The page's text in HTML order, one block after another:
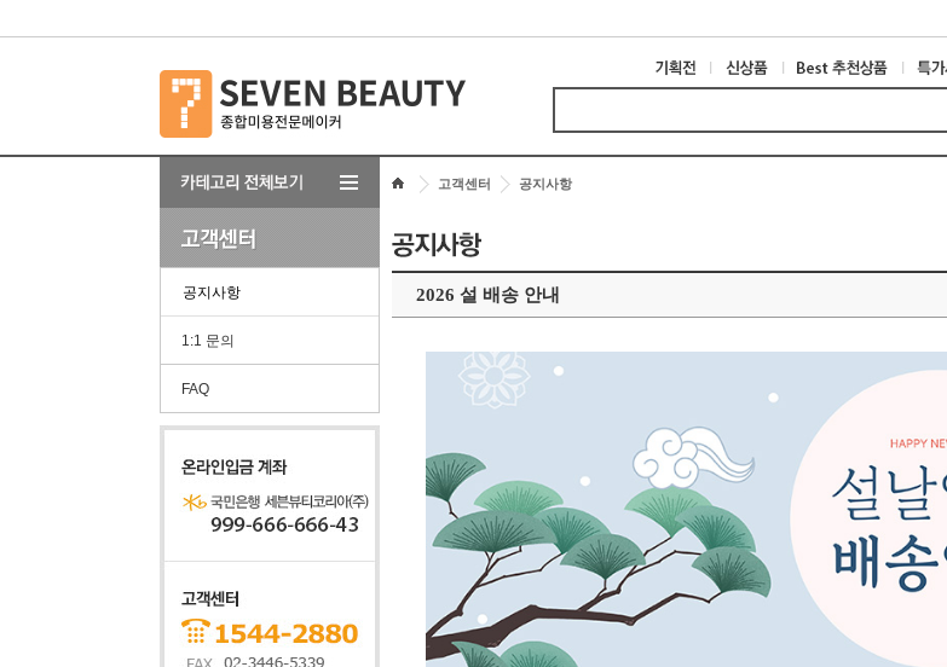
공지사항
1:1 문의
FAQ
고객센터 공지사항
2026 설 배송 안내